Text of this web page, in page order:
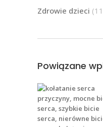
Zdrowie dzieci
Powiązane